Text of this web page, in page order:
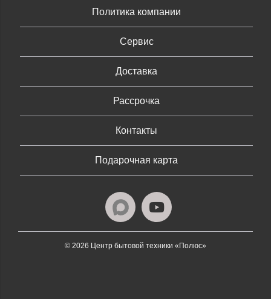
Политика компании
Сервис
Доставка
Рассрочка
Контакты
Подарочная карта
© 2026 Центр бытовой техники «Полюс»